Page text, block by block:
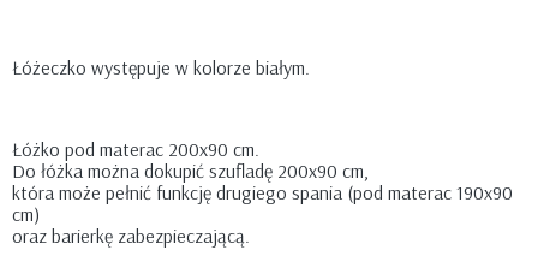
Łóżeczko występuje w kolorze białym.
Łóżko pod materac 200x90 cm.
Do łóżka można dokupić szufladę 200x90 cm,
która może pełnić funkcję drugiego spania (pod materac 190x90
cm)
oraz barierkę zabezpieczającą.